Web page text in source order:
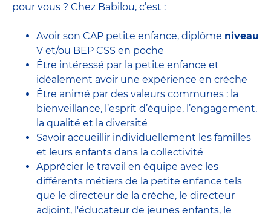
pour vous ? Chez Babilou, c’est :
Avoir son CAP petite enfance, diplôme niveau
V et/ou BEP CSS en poche
Être intéressé par la petite enfance et
idéalement avoir une expérience en crèche
Être animé par des valeurs communes : la
bienveillance, l’esprit d’équipe, l’engagement,
la qualité et la diversité
Savoir accueillir individuellement les familles
et leurs enfants dans la collectivité
Apprécier le travail en équipe avec les
différents métiers de la petite enfance tels
que le directeur de la crèche, le directeur
adjoint, l'éducateur de jeunes enfants, le